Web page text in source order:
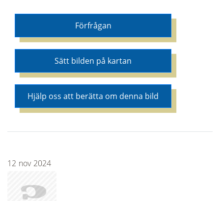
Förfrågan
Sätt bilden på kartan
Hjälp oss att berätta om denna bild
12 nov 2024